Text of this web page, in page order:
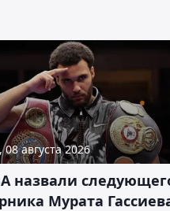
08 августа 2026
назвали
Мурата